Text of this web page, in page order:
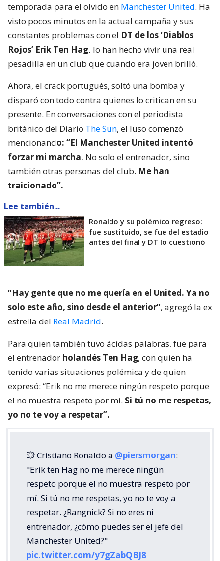
temporada para el olvido en Manchester United. Ha
visto pocos minutos en la actual campaña y sus
constantes problemas con el DT de los ‘Diablos
Rojos’ Erik Ten Hag, lo han hecho vivir una real
pesadilla en un club que cuando era joven brilló.
Ahora, el crack portugués, soltó una bomba y
disparó con todo contra quienes lo critican en su
presente. En conversaciones con el periodista
británico del Diario The Sun, el luso comenzó
mencionando: “El Manchester United intentó
forzar mi marcha. No solo el entrenador, sino
también otras personas del club. Me han
traicionado”.
Lee también...
Ronaldo y su polémico regreso:
fue sustituido, se fue del estadio
antes del final y DT lo cuestionó
“Hay gente que no me quería en el United. Ya no
solo este año, sino desde el anterior”, agregó la ex
estrella del Real Madrid.
Para quien también tuvo ácidas palabras, fue para
el entrenador holandés Ten Hag, con quien ha
tenido varias situaciones polémica y de quien
expresó: “Erik no me merece ningún respeto porque
el no muestra respeto por mí. Si tú no me respetas,
yo no te voy a respetar”.
💥 Cristiano Ronaldo a @piersmorgan:
"Erik ten Hag no me merece ningún
respeto porque el no muestra respeto por
mí. Si tú no me respetas, yo no te voy a
respetar. ¿Rangnick? Si no eres ni
entrenador, ¿cómo puedes ser el jefe del
Manchester United?"
pic.twitter.com/y7gZabQBJ8